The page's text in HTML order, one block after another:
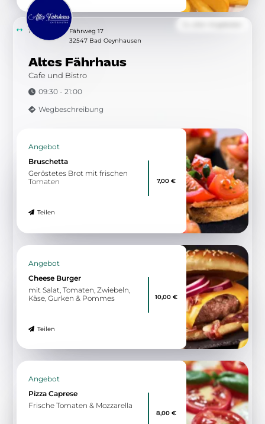
Altes Fährhaus
Cafe und Bistro
09:30 - 21:00
Wegbeschreibung
10.43 km
Fährweg 17
32547 Bad Oeynhausen
Angebot
Bruschetta
Geröstetes Brot mit frischen
Tomaten
Teilen
7,00 €
Angebot
Cheese Burger
mit Salat, Tomaten, Zwiebeln,
Käse, Gurken & Pommes
Teilen
10,00 €
Angebot
Pizza Caprese
Frische Tomaten & Mozzarella
8,00 €